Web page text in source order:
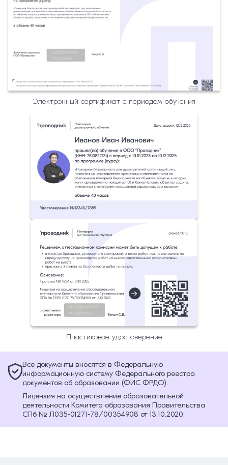
Электронный сертификат с периодом обучения
Пластиковое удостоверение
Все документы вносятся в Федеральную
информационную систему Федерального реестра
документов об образовании (ФИС ФРДО).
Лицензия на осуществление образовательной
деятельности Комитета образования Правительства
СПб № Л035-01271-78/00354908 от 13.10.2020.